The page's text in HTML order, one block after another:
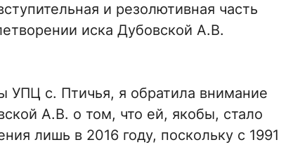
и резолютивная часть
иска Дубовской А.В.
УПЦ с. Птичья, я обратила внимание
А.В. о том, что ей, якобы, стало
лишь в 2016 году, поскольку с 1991